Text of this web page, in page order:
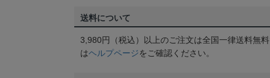
送料について
3,980円（税込）以上のご注文は全国一律送料無料
はヘルプページをご確認ください。